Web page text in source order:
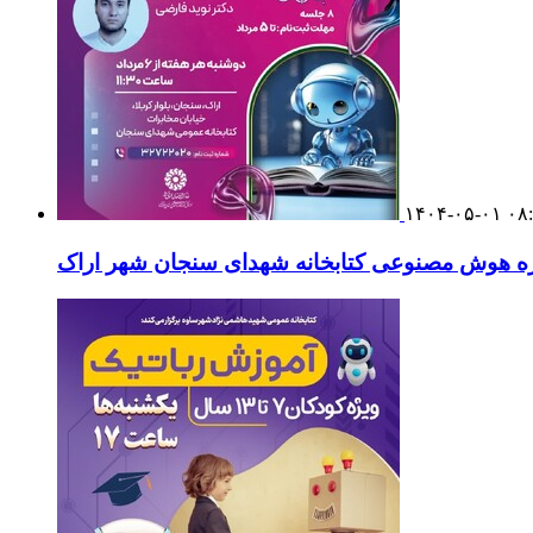
۰۵-۰۱ ۰۸:۱۰
هوش مصنوعی کتابخانه شهدای سنجان شهر اراک